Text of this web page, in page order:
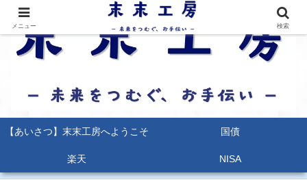
【あいさつ】末末工房へようこそ 国債
楽天 NISA
メニュー 検索